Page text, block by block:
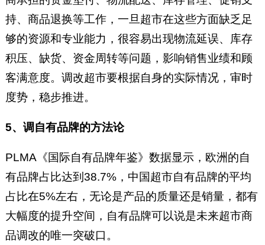
持、商品退换等工作，一旦超市在这些方面缺乏足
够的资源和专业能力，很容易出现物流延误、库存
积压、缺货、资金周转等问题，影响销售业绩和顾
客满意度。调改超市要根据自身的实际情况，审时
度势，稳步推进。
5、调自有品牌的方法论
PLMA《国际自有品牌年鉴》数据显示，欧洲的自
有品牌占比达到38.7%，中国超市自有品牌的平均
占比在5%左右，无论是产品的质量还是销量，都有
大幅度的提升空间，自有品牌可以说是未来超市商
品调改的唯一突破口。